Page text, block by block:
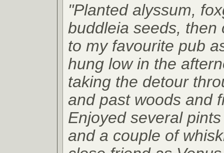
"Planted alyssum,
buddleia seeds, then
to my favourite pub
hung low in the
taking the detour
and past woods and
Enjoyed several
and a couple of